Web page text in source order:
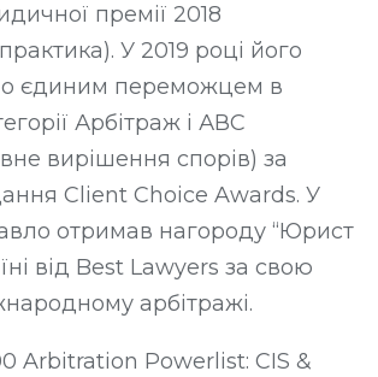
премії 2018
У 2019 році його
єдиним переможцем в
Арбітраж і АВС
вирішення спорів) за
Client Choice Awards. У
отримав нагороду “Юрист
від Best Lawyers за свою
арбітражі.
Arbitration Powerlist: CIS &